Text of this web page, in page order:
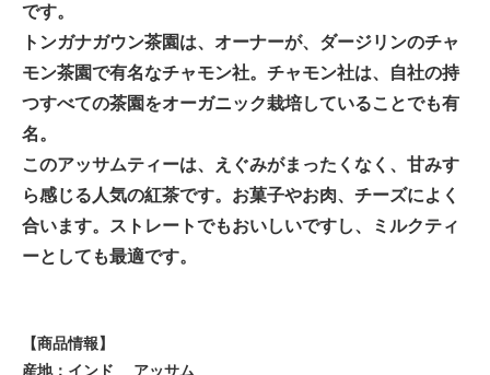
です。
トンガナガウン茶園は、オーナーが、ダージリンのチャ
モン茶園で有名なチャモン社。チャモン社は、自社の持
つすべての茶園をオーガニック栽培していることでも有
名。
このアッサムティーは、えぐみがまったくなく、甘みす
ら感じる人気の紅茶です。お菓子やお肉、チーズによく
合います。ストレートでもおいしいですし、ミルクティ
ーとしても最適です。
【商品情報】
産地：インド アッサム